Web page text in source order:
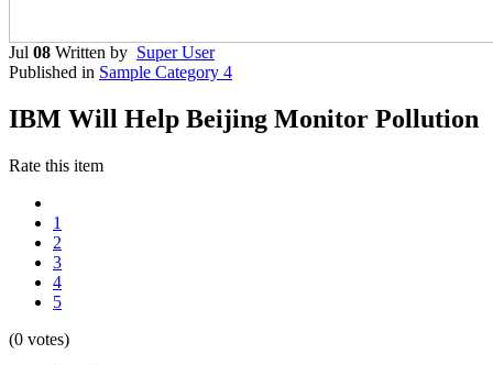
Jul 08 Written by Super User
Published in Sample Category 4
IBM Will Help Beijing Monitor Pollution
Rate this item
1
2
3
4
5
(0 votes)